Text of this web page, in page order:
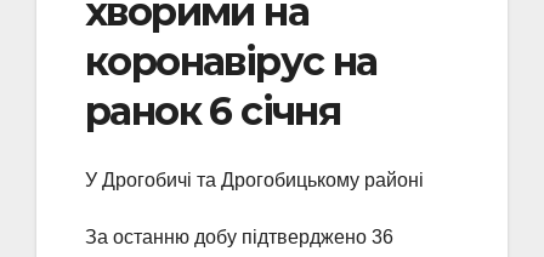
хворими на
коронавірус на
ранок 6 січня
У Дрогобичі та Дрогобицькому районі
За останню добу підтверджено 36